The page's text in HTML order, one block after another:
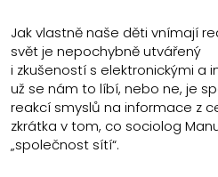
Jak vlastně naše děti vnímají
svět je nepochybně utvářený
i zkušeností s elektronickými a
už se nám to líbí, nebo ne, je
reakcí smyslů na informace z
zkrátka v tom, co sociolog
„společnost sítí“.